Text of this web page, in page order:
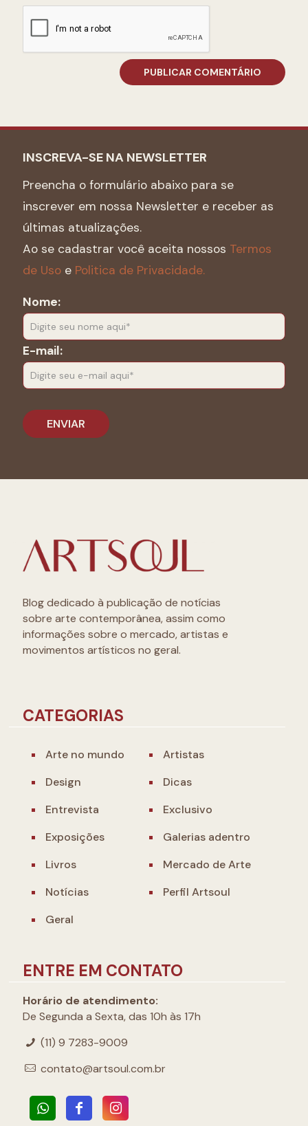
INSCREVA-SE NA NEWSLETTER
Preencha o formulário abaixo para se
inscrever em nossa Newsletter e receber as
últimas atualizações.
Ao se cadastrar você aceita nossos Termos
de Uso e Politica de Privacidade.
Nome:
E-mail:
Blog dedicado à publicação de notícias
sobre arte contemporânea, assim como
informações sobre o mercado, artistas e
movimentos artísticos no geral.
CATEGORIAS
Arte no mundo
Artistas
Design
Dicas
Entrevista
Exclusivo
Exposições
Galerias adentro
Livros
Mercado de Arte
Notícias
Perfil Artsoul
Geral
ENTRE EM CONTATO
Horário de atendimento:
De Segunda a Sexta, das 10h às 17h
(11) 9 7283-9009
contato@artsoul.com.br